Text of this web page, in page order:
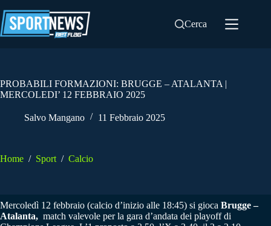
al
contenuto
Cerca
PROBABILI FORMAZIONI: BRUGGE – ATALANTA |
MERCOLEDI’ 12 FEBBRAIO 2025
Salvo Mangano 11 Febbraio 2025
Home / Sport / Calcio
Mercoledì 12 febbraio (calcio d’inizio alle 18:45) si gioca Brugge –
Atalanta, match valevole per la gara d’andata dei playoff di